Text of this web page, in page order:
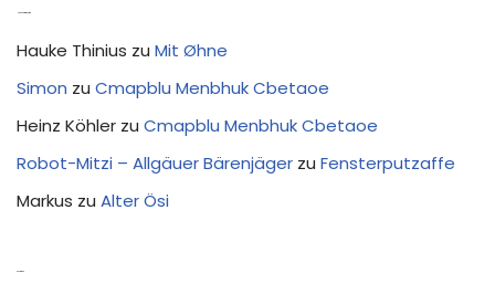
Hauke Thinius zu Mit Øhne
Simon zu Cmapblu Menbhuk Cbetaoe
Heinz Köhler zu Cmapblu Menbhuk Cbetaoe
Robot-Mitzi – Allgäuer Bärenjäger zu Fensterputzaffe
Markus zu Alter Ösi